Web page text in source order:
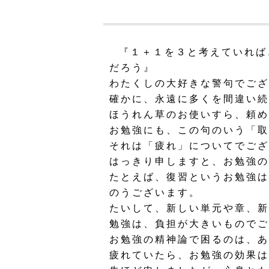
『１＋１を３と考えていれ
だろう』
わたくしの大好きな警句でご
確かに、永遠に多くを間違い
ほうれん草のお使いすら、頼
お勉強にも、この句のいう「
それは「疲れ」についてでご
はっきり申しますと、お勉強
たとえば、復習というお勉強
のうございます。
たいして、新しい単元や章、
勉強は、負担が大きいもので
お勉強の精神論で困るのは、
疲れていたら、お勉強の効果